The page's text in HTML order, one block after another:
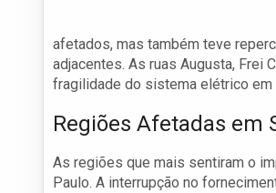
afetados, mas também teve
adjacentes. As ruas Augusta, Frei
fragilidade do sistema elétrico em
Regiões Afetadas em
As regiões que mais sentiram o
Paulo. A interrupção no